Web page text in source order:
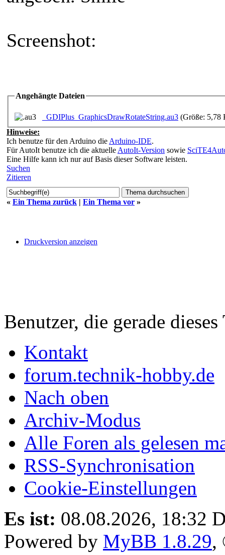
Screenshot:
Angehängte Dateien
_GDIPlus_GraphicsDrawRotateString.au3 (Größe: 5,78
Hinweise:
Ich benutze für den Arduino die Arduino-IDE.
Für AutoIt benutze ich die aktuelle AutoIt-Version sowie
Eine Hilfe kann ich nur auf Basis dieser Software leisten.
Suchen
Zitieren
« Ein Thema zurück | Ein Thema vor »
Druckversion anzeigen
Benutzer, die gerade
Kontakt
forum.technik-hobby.de
Nach oben
Archiv-Modus
Alle Foren als gelesen
RSS-Synchronisation
Cookie-Einstellungen
Es ist: 08.08.2026, 18:32
Powered by MyBB 1.8.29,